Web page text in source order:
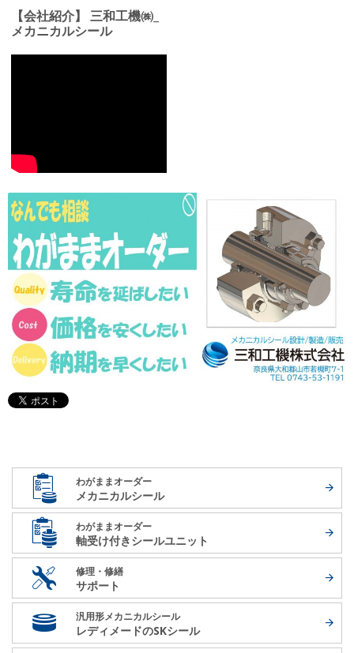
【会社紹介】 三和工機㈱_
メカニカルシール
わがままオーダー
メカニカルシール
わがままオーダー
軸受け付きシールユニット
修理・修繕
サポート
汎用形メカニカルシール
レディメードのSKシール